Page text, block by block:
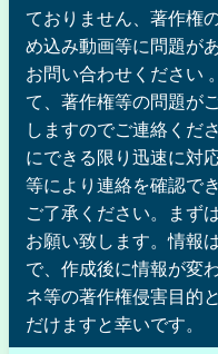
ておりません、著作権
め込み動画等に問題が
お問い合わせください
て、著作権等の問題が
しますのでご連絡くだ
にできる限り迅速に対
等により連絡を確認で
ご了承ください。まず
お願い致します。情報
で、作成後に情報が変
ネ等の著作権侵害目的
だけますと幸いです。